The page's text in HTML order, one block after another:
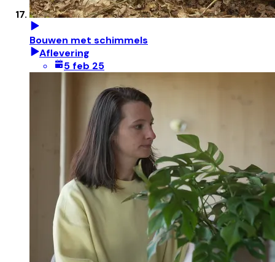
Bouwen met schimmels
Aflevering
5 feb 25